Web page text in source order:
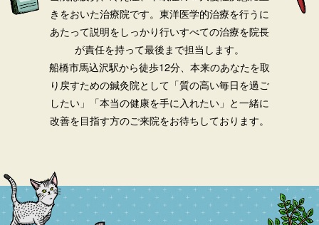
きをおいた治療院です。 東洋医学的治療を行うに
あたって説明をしっかり行いすべての治療を院長
が責任を持って最後まで担当します。
船橋市馬込沢駅から徒歩12分、本来のあなたを取
り戻すための鍼灸院として「質の高い毎日を過ご
したい」「本当の健康を手に入れたい」と一緒に
改善を目指す方のご来院をお待ちしております。